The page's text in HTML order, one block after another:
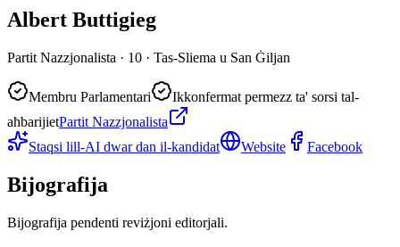
Albert Buttigieg
Partit Nazzjonalista · 10 · Tas-Sliema u San Ġiljan
Membru Parlamentari
Ikkonfermat permezz ta' sorsi tal-
aħbarijietPartit Nazzjonalista
Staqsi lill-AI dwar dan il-kandidat
Website Facebook
Bijografija
Bijografija pendenti reviżjoni editorjali.